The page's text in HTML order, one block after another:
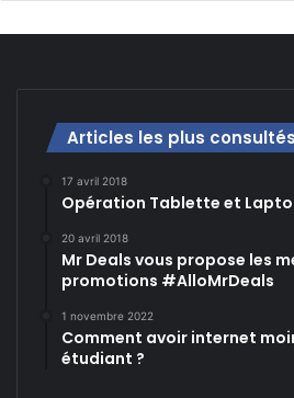
Articles les plus consultés
17 avril 2018
Opération Tablette et
20 avril 2018
Mr Deals vous propose les
promotions #AlloMrDeals
1 novembre 2022
Comment avoir internet
étudiant ?